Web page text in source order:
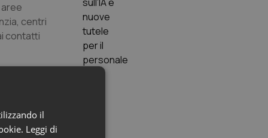
centri
contatti
di
soggetti
un
il
Leggi di